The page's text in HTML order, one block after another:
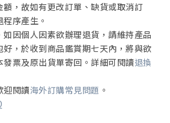
額，故如有更改訂單、缺貨或取消訂
序產生。
因個人因素欲辦理退貨，請維持產品
好，於收到商品鑑賞期七天內，將與欲
發票及原出貨單寄回。詳細可閱讀退換
迎閱讀海外訂購常見問題 。